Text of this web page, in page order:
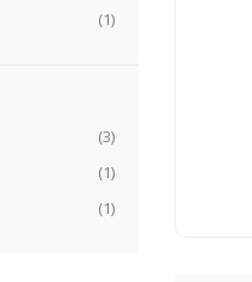
1articol
3articole
1articol
1articol